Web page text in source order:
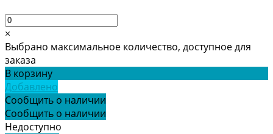
×
Выбрано максимальное количество, доступное для
заказа
В корзину
Добавлено
Сообщить о наличии
Сообщить о наличии
Недоступно